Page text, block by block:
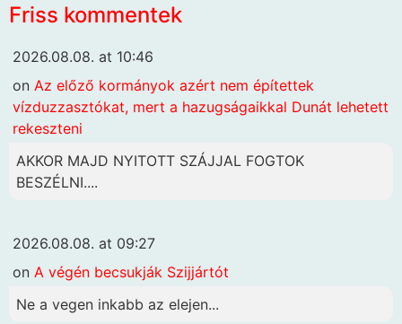
Friss kommentek
2026.08.08. at 10:46
on Az előző kormányok azért nem építettek
vízduzzasztókat, mert a hazugságaikkal Dunát lehetett
rekeszteni
AKKOR MAJD NYITOTT SZÁJJAL FOGTOK
BESZÉLNI....
2026.08.08. at 09:27
on A végén becsukják Szijjártót
Ne a vegen inkabb az elejen...